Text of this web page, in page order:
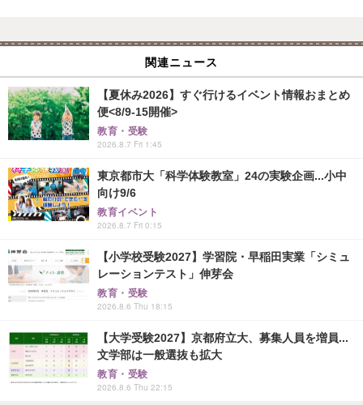
関連ニュース
【夏休み2026】すぐ行けるイベント情報おまとめ
便<8/9-15開催>
教育・受験
2026.8.7 Fri 1:45
東京都市大「科学体験教室」24の実験企画...小中
向け9/6
教育イベント
2026.8.7 Fri 0:15
【小学校受験2027】学習院・早稲田実業「シミュ
レーションテスト」伸芽会
教育・受験
2026.8.6 Thu 18:15
【大学受験2027】京都府立大、募集人員を増員...
文学部は一般選抜も拡大
教育・受験
2026.8.6 Thu 22:15